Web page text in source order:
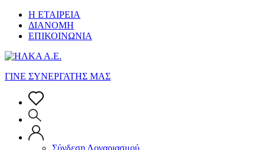
Η ΕΤΑΙΡΕΙΑ
ΔΙΑΝΟΜΗ
ΕΠΙΚΟΙΝΩΝΙΑ
ΓΙΝΕ ΣΥΝΕΡΓΑΤΗΣ ΜΑΣ
Σύνδεση Λογαριασμού